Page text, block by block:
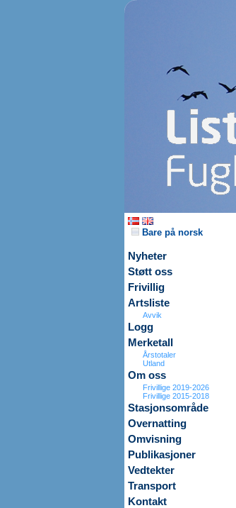
Bare på norsk
Nyheter
Støtt oss
Frivillig
Artsliste
Avvik
Logg
Merketall
Årstotaler
Utland
Om oss
Frivillige 2019-2026
Frivillige 2015-2018
Stasjonsområde
Overnatting
Omvisning
Publikasjoner
Vedtekter
Transport
Kontakt